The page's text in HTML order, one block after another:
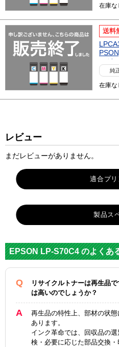
在庫な
送料
ッジ
純
在庫な
レビュー
まだレビューがありません。
製品スペック
メーカ
ー
対応
純正型
LPCA3
ETC9Y
イエ
ロー
マ
タ
カラー
イエロ
ー
マゼ
タ
EPSON LP-S70C4 のよくあ
リサイクルトナーは再生品
は高いのでしょうか？
再生品の特性上、部材の状
あります。
インク革命では、回収品の
検・必要に応じた部品交換